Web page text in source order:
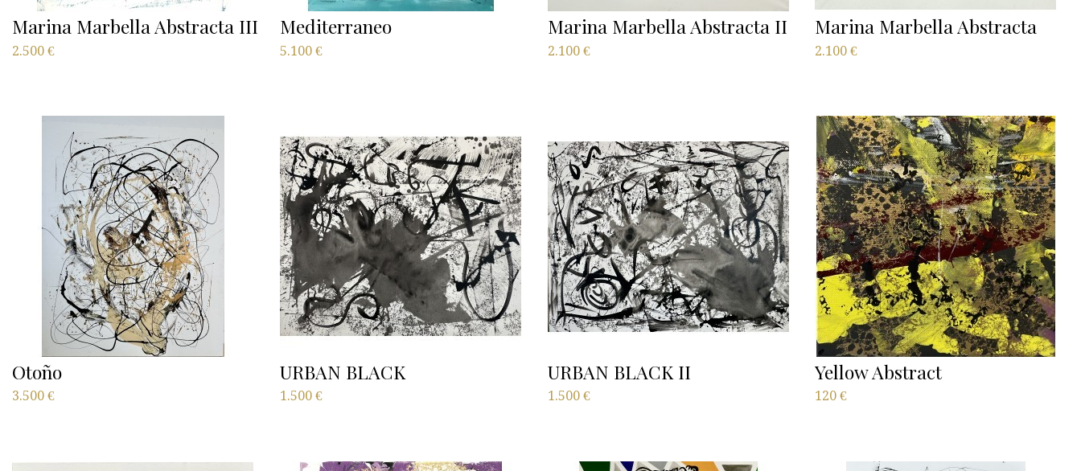
Marina Marbella Abstracta III
2.500 €
Mediterraneo
5.100 €
Marina Marbella Abstracta II
2.100 €
Marina Marbella Abstracta
2.100€
Otoño
3.500 €
URBAN BLACK
1.500 €
URBAN BLACK II
1.500 €
Yellow Abstract
120€